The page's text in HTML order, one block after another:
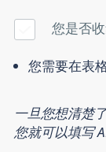
您是否
您需要在表
一旦您想清楚
您就可以填写